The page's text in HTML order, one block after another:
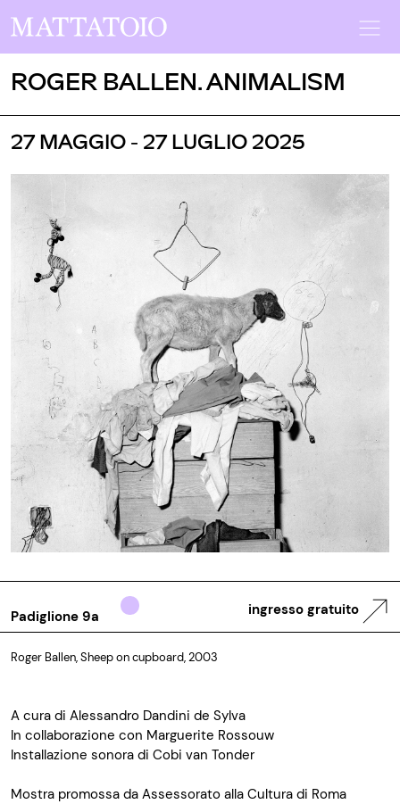
ROGER BALLEN. ANIMALISM
27 MAGGIO - 27 LUGLIO 2025
Padiglione 9a ingresso gratuito
Roger Ballen, Sheep on cupboard, 2003
A cura di Alessandro Dandini de Sylva
In collaborazione con Marguerite Rossouw
Installazione sonora di Cobi van Tonder
Mostra promossa da Assessorato alla Cultura di Roma